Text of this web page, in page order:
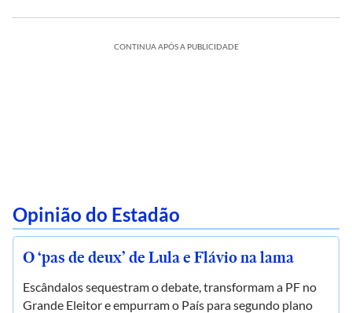
CONTINUA APÓS A PUBLICIDADE
Opinião do Estadão
O ‘pas de deux’ de Lula e Flávio na lama
Escândalos sequestram o debate, transformam a PF no
Grande Eleitor e empurram o País para segundo plano